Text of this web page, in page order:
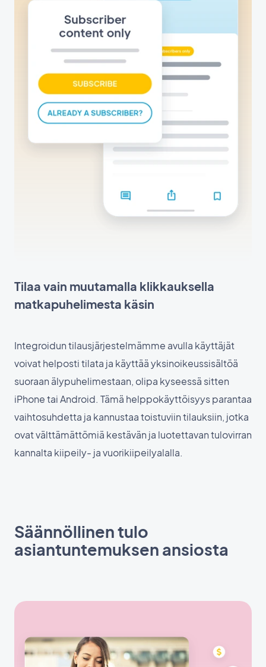
Tilaa vain muutamalla klikkauksella
matkapuhelimesta käsin
Integroidun tilausjärjestelmämme avulla käyttäjät
voivat helposti tilata ja käyttää yksinoikeussisältöä
suoraan älypuhelimestaan, olipa kyseessä sitten
iPhone tai Android. Tämä helppokäyttöisyys parantaa
vaihtosuhdetta ja kannustaa toistuviin tilauksiin, jotka
ovat välttämättömiä kestävän ja luotettavan tulovirran
kannalta kiipeily- ja vuorikiipeilyalalla.
Säännöllinen tulo
asiantuntemuksen ansiosta